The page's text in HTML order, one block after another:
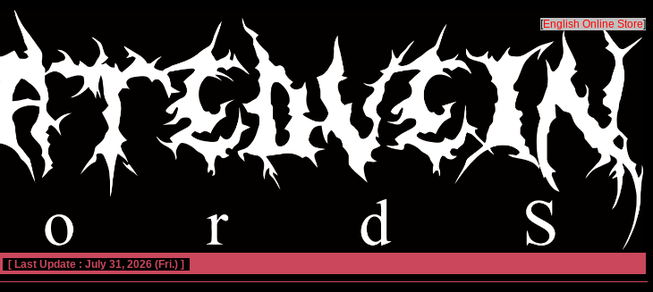
[English Online Store]
[ Last Update : July 31, 2026 (Fri.) ]